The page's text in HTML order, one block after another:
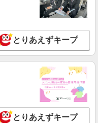
とりあえずキープ
とりあえずキープ